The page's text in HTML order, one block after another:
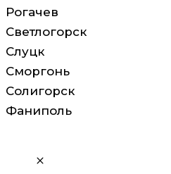
Рогачев
Светлогорск
Слуцк
Сморгонь
Солигорск
Фаниполь